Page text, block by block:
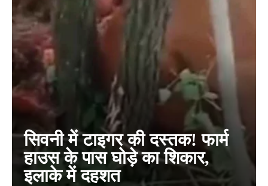
सिवनी में टाइगर की दस्तक! फार्म
हाउस के पास घोड़े का शिकार,
इलाके में दहशत